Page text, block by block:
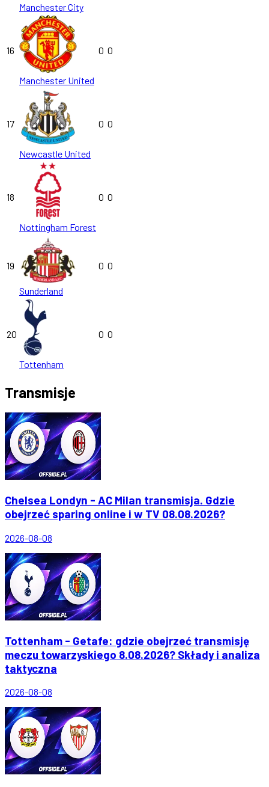
Manchester City
16
Manchester United
0 0
17
Newcastle United
0 0
18
Nottingham Forest
0 0
19
Sunderland
0 0
20
Tottenham
0 0
Transmisje
Chelsea Londyn - AC Milan transmisja. Gdzie
obejrzeć sparing online i w TV 08.08.2026?
2026-08-08
Tottenham - Getafe: gdzie obejrzeć transmisję
meczu towarzyskiego 8.08.2026? Składy i analiza
taktyczna
2026-08-08